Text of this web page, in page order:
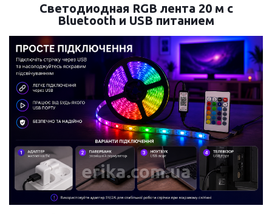
Светодиодная RGB лента 20 м с
Bluetooth и USB питанием
erika.com.ua